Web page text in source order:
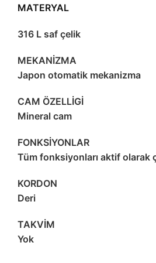
MATERYAL
316 L saf çelik
MEKANİZMA
Japon otomatik mekanizma
CAM ÖZELLİGİ
Mineral cam
FONKSİYONLAR
Tüm fonksiyonları aktif olarak
KORDON
Deri
TAKVİM
Yok